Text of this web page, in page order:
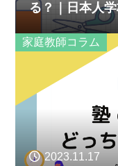
る？｜日本人
び方、さまざ
家庭教師コラム
2023.11.17